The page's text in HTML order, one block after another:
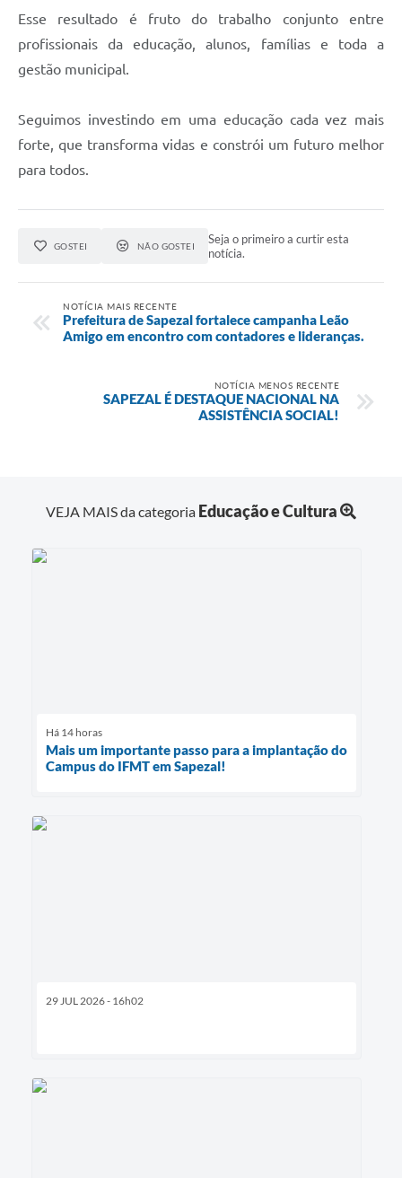
Esse resultado é fruto do trabalho conjunto entre
profissionais da educação, alunos, famílias e toda a
gestão municipal.
Seguimos investindo em uma educação cada vez mais
forte, que transforma vidas e constrói um futuro melhor
para todos.
GOSTEI NÃO GOSTEI
Seja o primeiro a curtir esta
notícia.
NOTÍCIA MAIS RECENTE
Prefeitura de Sapezal fortalece campanha Leão
Amigo em encontro com contadores e lideranças.
NOTÍCIA MENOS RECENTE
SAPEZAL É DESTAQUE NACIONAL NA
ASSISTÊNCIA SOCIAL!
VEJA MAIS da categoria Educação e Cultura
Há 14 horas
Mais um importante passo para a implantação do
Campus do IFMT em Sapezal!
29 JUL 2026 - 16h02